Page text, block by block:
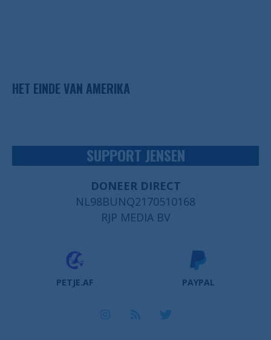
HET EINDE VAN AMERIKA
SUPPORT JENSEN
DONEER DIRECT
NL98BUNQ2170510168
RJP MEDIA BV
PETJE.AF PAYPAL